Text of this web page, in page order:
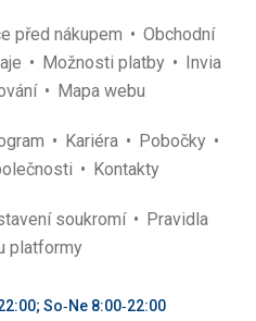
před nákupem
Obchodní
Možnosti platby
Invia
Mapa webu
Kariéra
Pobočky
Kontakty
soukromí
Pravidla
platformy
So‑Ne 8:00‑22:00